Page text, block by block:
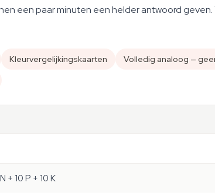
een paar minuten een helder antwoord
Kleurvergelijkingskaarten
Volledig analoog —
+ 10 P + 10 K